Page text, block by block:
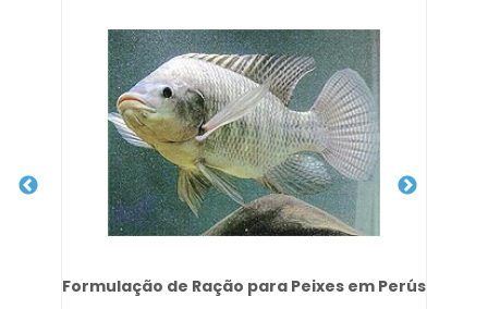
Formulação de Ração para Peixes em Perús